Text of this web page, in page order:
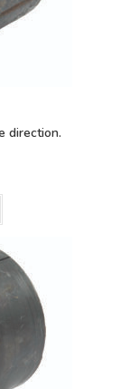
direction.